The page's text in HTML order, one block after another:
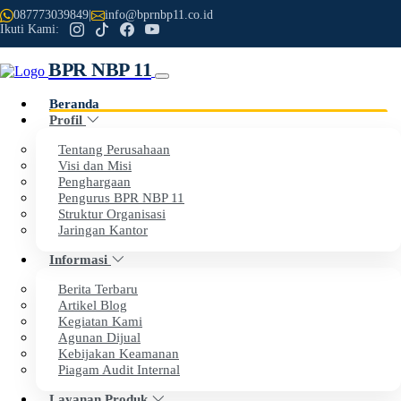
087773039849
info@bprnbp11.co.id
Ikuti Kami:
BPR NBP 11
Beranda
Profil
Tentang Perusahaan
Visi dan Misi
Penghargaan
Pengurus BPR NBP 11
Struktur Organisasi
Jaringan Kantor
Informasi
Berita Terbaru
Artikel Blog
Kegiatan Kami
Agunan Dijual
Kebijakan Keamanan
Piagam Audit Internal
PreviousNext
Selamat Datang di Website Resmi
PT BPR NBP 11
Dengan penuh rasa syukur, kami menyampaikan apresiasi
setinggi-tingginya kepada seluruh nasabah dan mitra kerja
atas kepercayaan dan dukungan yang telah diberikan
kepada BPR NBP 11.